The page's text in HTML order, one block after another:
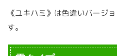
《ユキハミ》は色違いバージ
す。